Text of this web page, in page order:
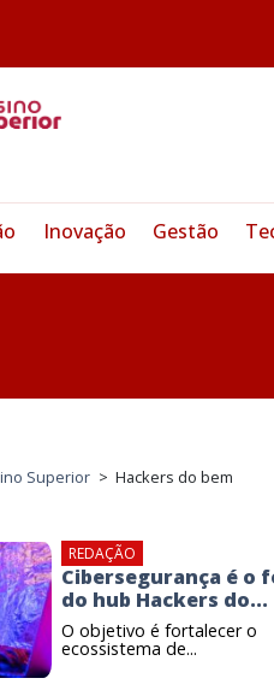
Inovação Gestão
Superior > Hackers do bem
REDAÇÃO
Cibersegurança é o
do hub Hackers do...
O objetivo é fortalecer o
ecossistema de...